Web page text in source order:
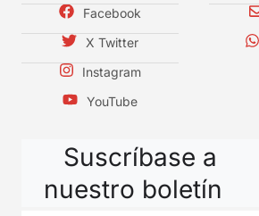
Facebook
X Twitter
Instagram
YouTube
Suscríbase a
nuestro boletín